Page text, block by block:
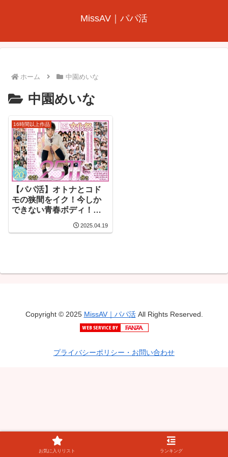
MissAV｜パパ活
ホーム 中園めいな
中園めいな
16時間以上作品
【パパ活】オトナとコド
モの狭間をイク！今しか
できない青春ボディ！性
品余さず収録！J系文化
2025.04.19
Copyright © 2025 MissAV｜パパ活All Rights Reserved.
プライバシーポリシー・お問い合わせ
お気に入りリスト ランキング